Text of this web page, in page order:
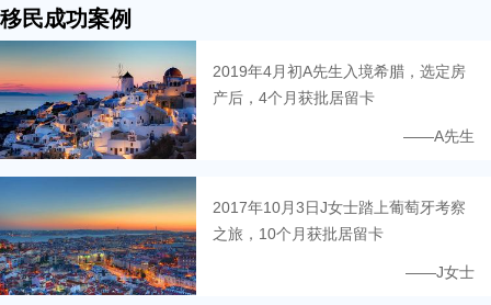
移民成功案例
2019年4月初A先生入境希腊，选定房
产后，4个月获批居留卡
——A先生
2017年10月3日J女士踏上葡萄牙考察
之旅，10个月获批居留卡
——J女士